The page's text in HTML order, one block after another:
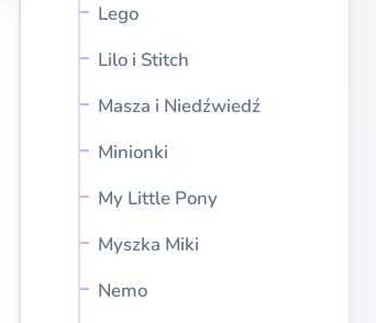
Lego
Lilo i Stitch
Masza i Niedźwiedź
Minionki
My Little Pony
Myszka Miki
Nemo